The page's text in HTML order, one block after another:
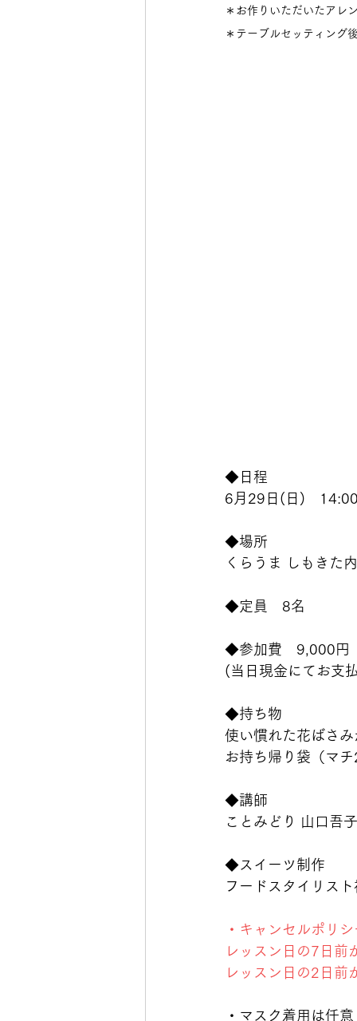
＊お作りいただいたアレ
＊テーブルセッティング
◆日程
6月29日(日)　
◆場所
くらうま しもきた
◆定員 8名
◆参加費　9,000円
(当日現金にてお支
◆持ち物
使い慣れた花ばさ
お持ち帰り袋（マ
◆講師
ことみどり 山口吾子
◆ スイーツ制作
フードスタイリス
・キャンセルポリシ
レッスン日の7日前
レッスン日の2日前
・マスク着用は任